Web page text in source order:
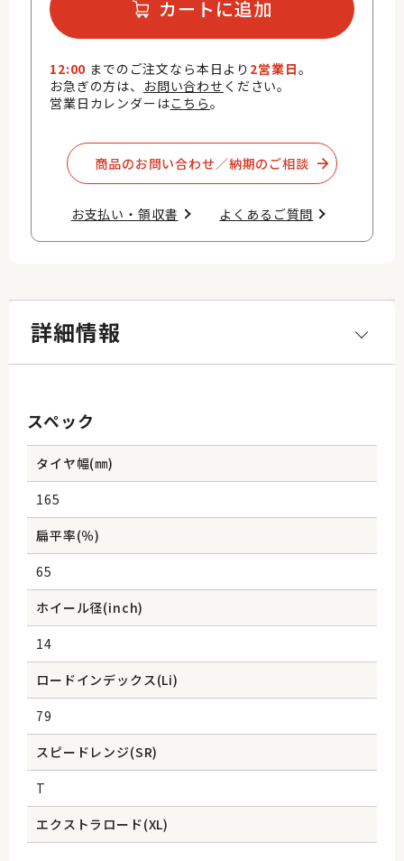
カートに追加
12:00 までのご注文なら本日より 2営業日。
お急ぎの方は、 お問い合わせ ください。
営業日カレンダーはこちら。
商品のお問い合わせ／納期のご相談​
お支払い・領収書​ よくあるご質問​
詳細情報
スペック
タイヤ幅(㎜)
165
扁平率(％)
65
ホイール径(inch)
14
ロードインデックス(Li)
79
スピードレンジ(SR)
T
エクストラロード(XL)